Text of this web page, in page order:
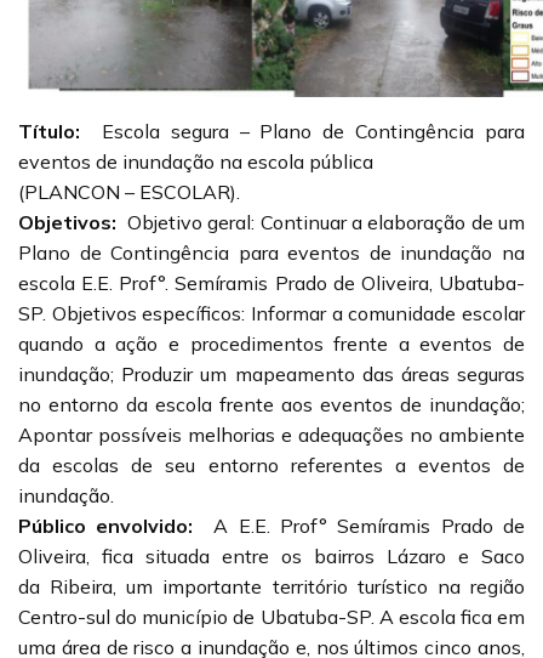
Título:
Escola segura – Plano de Contingência para
eventos de inundação na escola pública
(PLANCON – ESCOLAR).
Objetivos: Objetivo geral: Continuar a elaboração de um
Plano de Contingência para eventos de inundação na
escola E.E. Prof°. Semíramis Prado de Oliveira, Ubatuba-
SP. Objetivos específicos: Informar a comunidade escolar
quando a ação e procedimentos frente a eventos de
inundação; Produzir um mapeamento das áreas seguras
no entorno da escola frente aos eventos de inundação;
Apontar possíveis melhorias e adequações no ambiente
da escolas de seu entorno referentes a eventos de
inundação.
Público envolvido:
A E.E. Prof° Semíramis Prado de
Oliveira, fica situada entre os bairros Lázaro e Saco
da Ribeira, um importante território turístico na região
Centro-sul do município de Ubatuba-SP. A escola fica em
uma área de risco a inundação e, nos últimos cinco anos,